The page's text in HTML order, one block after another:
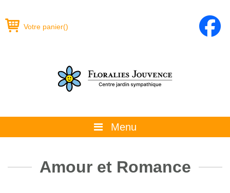
Votre panier()
Menu
La boutique
Amour et Romance